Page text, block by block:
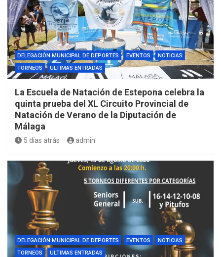
DELEGACIÓN MUNICIPAL DE DEPORTES EVENTOS
NOTICIAS
TORNEOS
ULTIMAS ENTRADAS
La Escuela de Natación de Estepona celebra la
quinta prueba del XL Circuito Provincial de
Natación de Verano de la Diputación de
Málaga
5 días atrás admin
DELEGACIÓN MUNICIPAL DE DEPORTES EVENTOS
NOTICIAS
TORNEOS
ULTIMAS ENTRADAS